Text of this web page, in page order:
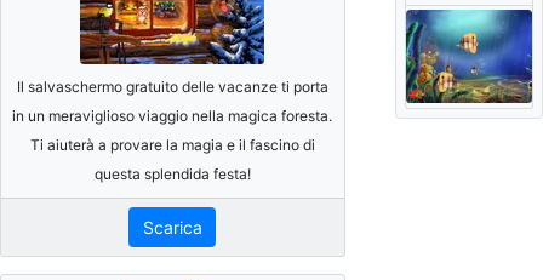
Il salvaschermo gratuito delle vacanze ti porta
in un meraviglioso viaggio nella magica foresta.
Ti aiuterà a provare la magia e il fascino di
questa splendida festa!
Scarica